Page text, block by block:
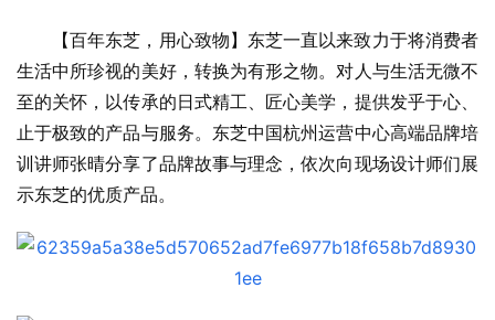
【百年东芝，用心致物】东芝一直以来致力于将消费者
生活中所珍视的美好，转换为有形之物。对人与生活无微不
至的关怀，以传承的日式精工、匠心美学，提供发乎于心、
止于极致的产品与服务。东芝中国杭州运营中心高端品牌培
训讲师张晴分享了品牌故事与理念，依次向现场设计师们展
示东芝的优质产品。